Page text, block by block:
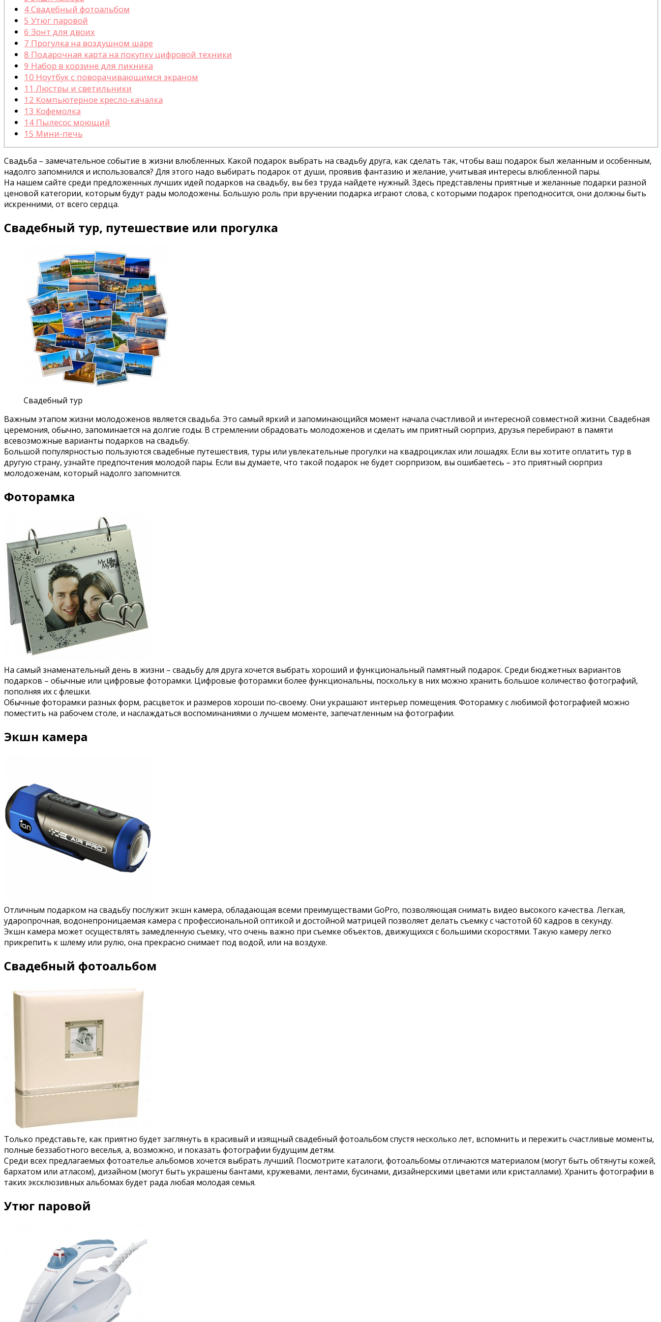
4Свадебный фотоальбом
5 Утюг паровой
6 Зонт для двоих
7 Прогулка на воздушном шаре
8 Подарочная карта на покупку цифровой техники
9 Набор в корзине для пикника
10 Ноутбук с поворачивающимся экраном
11 Люстры и светильники
12 Компьютерное кресло-качалка
13 Кофемолка
14 Пылесос моющий
15 Мини-печь
Свадьба – замечательное событие в жизни влюбленных. Какой подарок выбрать на свадьбу друга, как сделать так, чтобы ваш подарок был желанным и особенным,
надолго запомнился и использовался? Для этого надо выбирать подарок от души, проявив фантазию и желание, учитывая интересы влюбленной пары.
На нашем сайте среди предложенных лучших идей подарков на свадьбу, вы без труда найдете нужный. Здесь представлены приятные и желанные подарки разной
ценовой категории, которым будут рады молодожены. Большую роль при вручении подарка играют слова, с которыми подарок преподносится, они должны быть
искренними, от всего сердца.
Свадебный тур, путешествие или прогулка
Свадебный тур
Важным этапом жизни молодоженов является свадьба. Это самый яркий и запоминающийся момент начала счастливой и интересной совместной жизни. Свадебная
церемония, обычно, запоминается на долгие годы. В стремлении обрадовать молодоженов и сделать им приятный сюрприз, друзья перебирают в памяти
всевозможные варианты подарков на свадьбу.
Большой популярностью пользуются свадебные путешествия, туры или увлекательные прогулки на квадроциклах или лошадях. Если вы хотите оплатить тур в
другую страну, узнайте предпочтения молодой пары. Если вы думаете, что такой подарок не будет сюрпризом, вы ошибаетесь – это приятный сюрприз
молодоженам, который надолго запомнится.
Фоторамка
На самый знаменательный день в жизни – свадьбу для друга хочется выбрать хороший и функциональный памятный подарок. Среди бюджетных вариантов
подарков – обычные или цифровые фоторамки. Цифровые фоторамки более функциональны, поскольку в них можно хранить большое количество фотографий,
пополняя их с флешки.
Обычные фоторамки разных форм, расцветок и размеров хороши по-своему. Они украшают интерьер помещения. Фоторамку с любимой фотографией можно
поместить на рабочем столе, и наслаждаться воспоминаниями о лучшем моменте, запечатленным на фотографии.
Экшн камера
Отличным подарком на свадьбу послужит экшн камера, обладающая всеми преимуществами GoPro, позволяющая снимать видео высокого качества. Легкая,
ударопрочная, водонепроницаемая камера с профессиональной оптикой и достойной матрицей позволяет делать съемку с частотой 60 кадров в секунду.
Экшн камера может осуществлять замедленную съемку, что очень важно при съемке объектов, движущихся с большими скоростями. Такую камеру легко
прикрепить к шлему или рулю, она прекрасно снимает под водой, или на воздухе.
Свадебный фотоальбом
Только представьте, как приятно будет заглянуть в красивый и изящный свадебный фотоальбом спустя несколько лет, вспомнить и пережить счастливые моменты,
полные беззаботного веселья, а, возможно, и показать фотографии будущим детям.
Среди всех предлагаемых фотоателье альбомов хочется выбрать лучший. Посмотрите каталоги, фотоальбомы отличаются материалом (могут быть обтянуты кожей,
бархатом или атласом), дизайном (могут быть украшены бантами, кружевами, лентами, бусинами, дизайнерскими цветами или кристаллами). Хранить фотографии в
таких эксклюзивных альбомах будет рада любая молодая семья.
Утюг паровой